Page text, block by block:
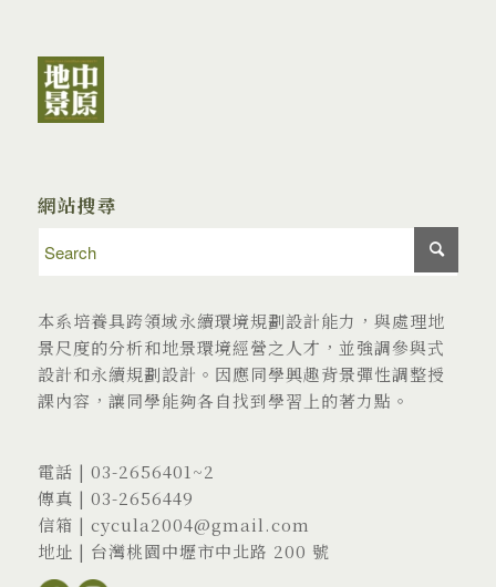
網站搜尋
本系培養具跨領域永續環境規劃設計能力，與處理地
景尺度的分析和地景環境經營之人才，並強調參與式
設計和永續規劃設計。因應同學興趣背景彈性調整授
課內容，讓同學能夠各自找到學習上的著力點。
電話 | 03-2656401~2
傳真 | 03-2656449
信箱 | cycula2004@gmail.com
地址 | 台灣桃園中壢市中北路 200 號